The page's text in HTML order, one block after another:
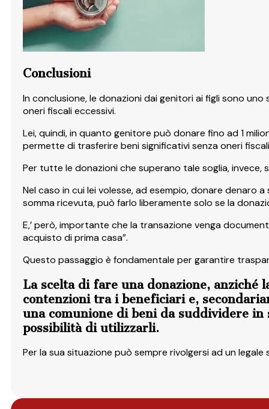
Conclusioni
In conclusione, le donazioni dai genitori ai figli sono
oneri fiscali eccessivi.
Lei, quindi, in quanto genitore può donare fino ad 1
permette di trasferire beni significativi senza oneri
Per tutte le donazioni che superano tale soglia, invece,
Nel caso in cui lei volesse, ad esempio, donare denaro
somma ricevuta, può farlo liberamente solo se la
E,’ però, importante che la transazione venga
acquisto di prima casa”.
Questo passaggio è fondamentale per garantire
La scelta di fare una donazione, anziché
contenzioni tra i beneficiari e,
una comunione di beni da suddividere
possibilità di utilizzarli.
Per la sua situazione può sempre rivolgersi ad un